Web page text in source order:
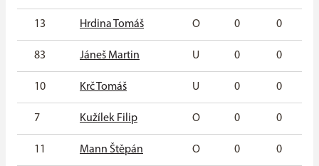
13 Hrdina Tomáš O 0 0
83 Jáneš Martin U 0 0
10 Krč Tomáš U 0 0
7 Kužílek Filip O 0 0
11 Mann Štěpán O 0 0